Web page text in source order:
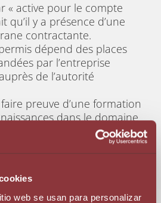
web se usan para personalizar
« active pour le compte
qu’il y a présence d’une
contractante.
dépend des places
par l’entreprise
de l’autorité
preuve d’une formation
dans le domaine
personne est engagée.
fournir un lieu de résidence
afin d’accéder au